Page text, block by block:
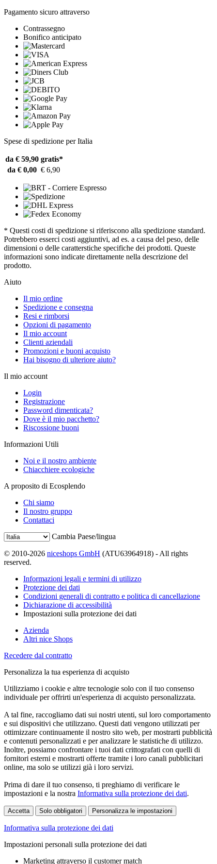
Pagamento sicuro attraverso
Contrassegno
Bonifico anticipato
Spese di spedizione per Italia
da € 59,90 gratis*
da € 0,00 € 6,90
* Questi costi di spedizione si riferiscono alla spedizione standard.
Potrebbero esserci costi aggiuntivi, ad es. a causa del peso, delle
dimensioni o delle caratterstiche specifiche dei prodotti. Queste
informazioni sono indicate direttamente nella descrizione del
prodotto.
Aiuto
Il mio ordine
Spedizione e consegna
Resi e rimborsi
Opzioni di pagamento
Il mio account
Clienti aziendali
Promozioni e buoni acquisto
Hai bisogno di ulteriore aiuto?
Il mio account
Login
Registrazione
Password dimenticata?
Dove è il mio pacchetto?
Riscossione buoni
Informazioni Utili
Noi e il nostro ambiente
Chiacchiere ecologiche
A proposito di Ecosplendo
Chi siamo
Il nostro gruppo
Contattaci
Cambia Paese/lingua
© 2010-2026 niceshops GmbH (ATU63964918) - All rights
reserved.
Informazioni legali e termini di utilizzo
Protezione dei dati
Condizioni generali di contratto e politica di cancellazione
Dichiarazione di accessibilità
Impostazioni sulla protezione dei dati
Azienda
Altri nice Shops
Recedere dal contratto
Personalizza la tua esperienza di acquisto
Utilizziamo i cookie e altre tecnologie solo con il tuo consenso
individuale per offrirti un'esperienza di acquisto personalizzata.
A tal fine, raccogliamo dati sui nostri utenti, sul loro comportamento
e sui dispositivi che utilizzano. Questi dati vengono utilizzati per
ottimizzare continuamente il nostro sito web, per mostrarti pubblicità
e contenuti personalizzati e per analizzare le statistiche di utilizzo.
Inoltre, possiamo confrontare i tuoi dati crittografati con quelli di
fornitori esterni e mostrarti offerte tramite i loro canali pubblicitari
online, ma solo se utilizzi già i loro servizi.
Prima di dare il tuo consenso, ti preghiamo di verificare le
impostazioni e la nostra Informativa sulla protezione dei dati.
Accetta Solo obbligatori Personalizza le impostazioni
Informativa sulla protezione dei dati
Impostazioni personali sulla protezione dei dati
Marketing attraverso il customer match